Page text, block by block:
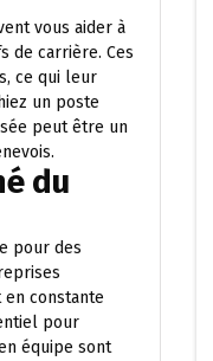
vous aider à
de carrière. Ces
ce qui leur
un poste
peut être un
du
pour des
constante
pour
équipe sont